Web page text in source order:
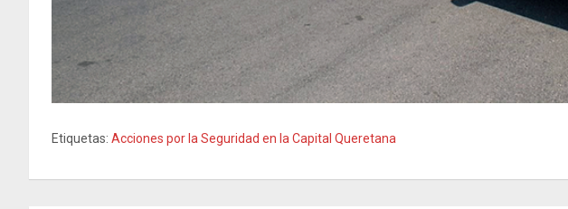
Etiquetas: Acciones por la Seguridad en la Capital Queretana